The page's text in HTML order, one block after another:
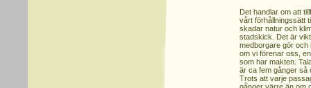
Det handlar om att
vårt förhållningssätt
skadar natur och
stadskick. Det är
medborgare gör och
om vi förenar oss,
som har makten.
är ca fem gånger så
Trots att varje